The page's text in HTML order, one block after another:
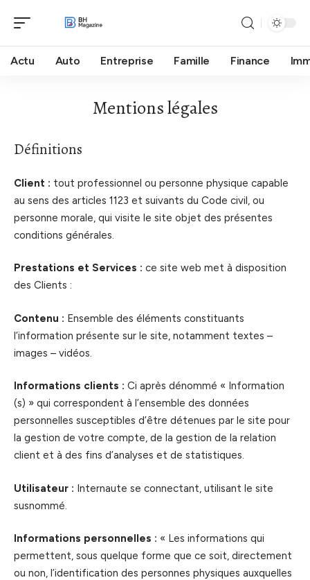
Actu Auto Entreprise Famille Finance
Mentions légales
Définitions
Client : tout professionnel ou personne physique capable
au sens des articles 1123 et suivants du Code civil, ou
personne morale, qui visite le site objet des présentes
conditions générales.
Prestations et Services : ce site web met à disposition
des Clients :
Contenu : Ensemble des éléments constituants
l’information présente sur le site, notamment textes –
images – vidéos.
Informations clients : Ci après dénommé « Information
(s) » qui correspondent à l’ensemble des données
personnelles susceptibles d’être détenues par le site pour
la gestion de votre compte, de la gestion de la relation
client et à des fins d’analyses et de statistiques.
Utilisateur : Internaute se connectant, utilisant le site
susnommé.
Informations personnelles : « Les informations qui
permettent, sous quelque forme que ce soit, directement
ou non, l’identification des personnes physiques auxquelles